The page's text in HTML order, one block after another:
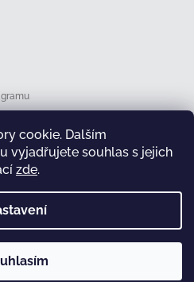
cookie. Dalším
vyjadřujete souhlas s jejich
zde.
test
2026Honsová shop